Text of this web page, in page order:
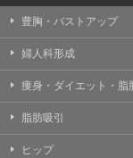
ジが正しく表示
ください。
TCBグループが
として患者様の
アクセスログは
る統計分析のた
用されることは
豊胸・バストアップ
婦人科形成
痩身・ダイエット・脂
脂肪吸引
ヒップ